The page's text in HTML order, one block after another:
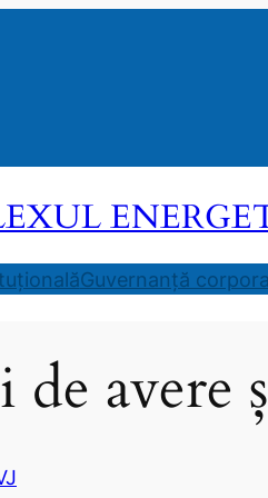
Guvernanță
avere